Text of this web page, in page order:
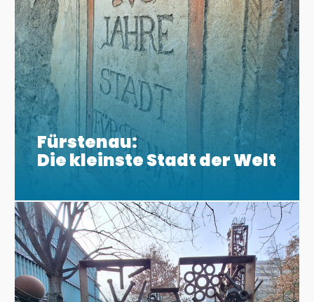
Fürstenau:
Die kleinste Stadt der Welt